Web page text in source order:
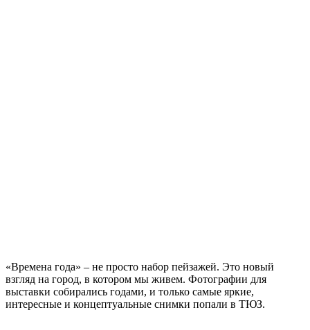
«Времена года» – не просто набор пейзажей. Это новый
взгляд на город, в котором мы живем. Фотографии для
выставки собирались годами, и только самые яркие,
интересные и концептуальные снимки попали в ТЮЗ.